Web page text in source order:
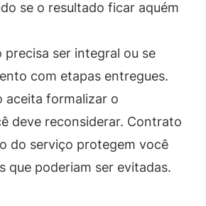
se o resultado ficar aquém
precisa ser integral ou se
com etapas entregues.
aceita formalizar o
deve reconsiderar. Contrato
do serviço protegem você
que poderiam ser evitadas.